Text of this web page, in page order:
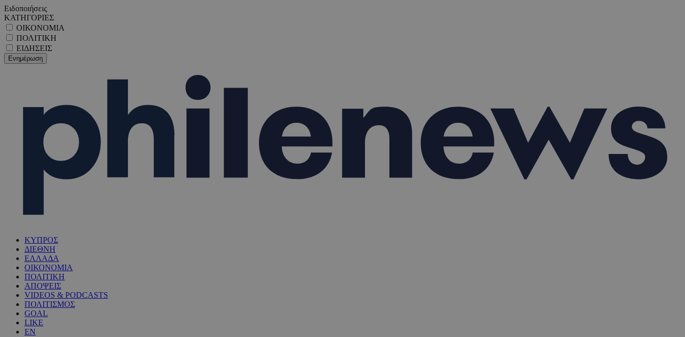
Ειδοποιήσεις
ΚΑΤΗΓΟΡΙΕΣ
ΟΙΚΟΝΟΜΙΑ
ΠΟΛΙΤΙΚΗ
ΕΙΔΗΣΕΙΣ
ΚΥΠΡΟΣ
ΔΙΕΘΝΗ
ΕΛΛΑΔΑ
ΟΙΚΟΝΟΜΙΑ
ΠΟΛΙΤΙΚΗ
ΑΠΟΨΕΙΣ
VIDEOS & PODCASTS
ΠΟΛΙΤΙΣΜΟΣ
GOAL
LIKE
EN